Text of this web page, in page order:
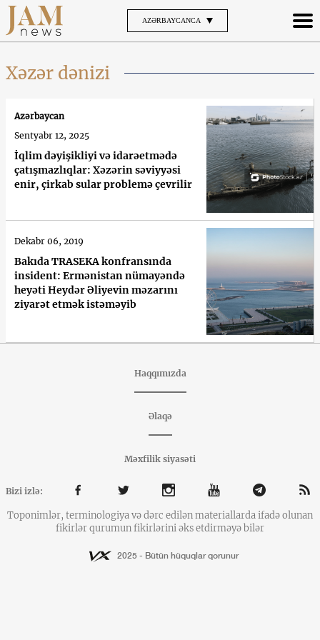
AZƏRBAYCANCA
Xəzər dənizi
İqlim dəyişikliyi və idarəetmədə
çatışmazlıqlar: Xəzərin səviyyəsi
enir, çirkab sular problemə çevrilir
Azərbaycan
Sentyabr 12, 2025
Bakıda TRASEKA konfransında
insident: Ermənistan nümayəndə
heyəti Heydər Əliyevin məzarını
ziyarət etmək istəməyib
Dekabr 06, 2019
Haqqımızda
Əlaqə
Məxfilik siyasəti
Bizi izlə:
Toponimlər, terminologiya və dərc edilən materiallarda ifadə olunan
fikirlər qurumun fikirlərini əks etdirməyə bilər
2025 - Bütün hüquqlar qorunur